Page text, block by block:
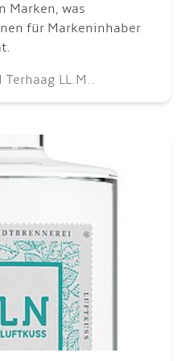
Marken, was
für Markeninhaber
LL.M..